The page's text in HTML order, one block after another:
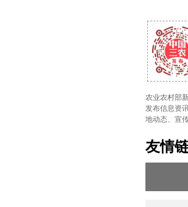
农业农村部
发布信息资
地动态、宣
友情